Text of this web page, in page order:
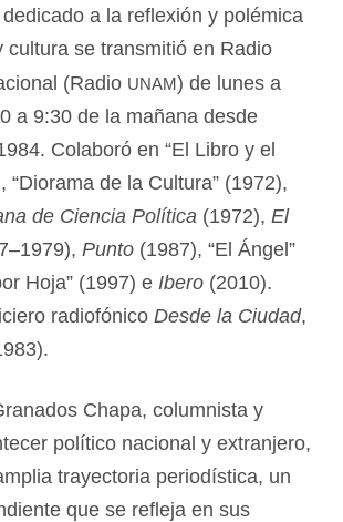
a la reflexión y polémica
cultura se transmitió en Radio
(Radio unam) de lunes a
a 9:30 de la mañana desde
Colaboró en “El Libro y el
“Diorama de la Cultura” (1972),
de Ciencia Política (1972), El
Punto (1987), “El Ángel”
Hoja” (1997) e Ibero (2010).
radiofónico Desde la Ciudad,
Chapa, columnista y
político nacional y extranjero,
trayectoria periodística, un
que se refleja en sus